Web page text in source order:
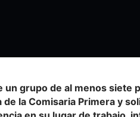
un grupo de al menos siete
de la Comisaria Primera y